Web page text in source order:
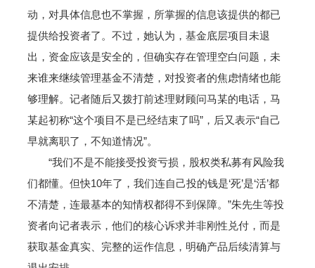
动，对具体信息也不掌握，所掌握的信息该提供的都已
提供给投资者了。不过，她认为，基金底层项目未退
出，资金应该是安全的，但确实存在管理空白问题，未
来谁来继续管理基金不清楚，对投资者的焦虑情绪也能
够理解。记者随后又拨打前述理财顾问马某的电话，马
某起初称“这个项目不是已经结束了吗”，后又表示“自己
早就离职了，不知道情况”。
“我们不是不能接受投资亏损，股权类私募有风险我
们都懂。但快10年了，我们连自己投的钱是‘死’是‘活’都
不清楚，连最基本的知情权都得不到保障。”朱先生等投
资者向记者表示，他们的核心诉求并非刚性兑付，而是
获取基金真实、完整的运作信息，明确产品后续清算与